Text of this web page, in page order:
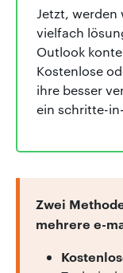
Jetzt, werden
vielfach
Outlook
Kostenlose
ihre besser
ein schritte-
Zwei
mehrere e-